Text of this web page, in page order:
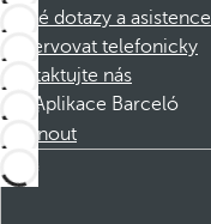
Časté dotazy a asistence
Rezervovat telefonicky
Kontaktujte nás
Aplikace Barceló
Stáhnout